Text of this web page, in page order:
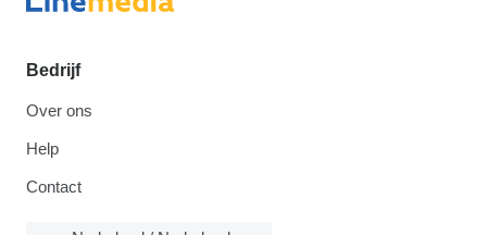
Bedrijf
Over ons
Help
Contact